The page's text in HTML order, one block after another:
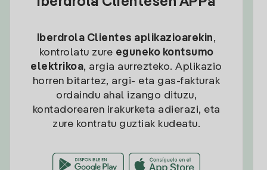
Iberdrola Clientes aplikazioarekin,
kontrolatu zure eguneko kontsumo
elektrikoa, argia aurrezteko. Aplikazio
horren bitartez, argi- eta gas-fakturak
ordaindu ahal izango dituzu,
kontadorearen irakurketa adierazi, eta
zure kontratu guztiak kudeatu.